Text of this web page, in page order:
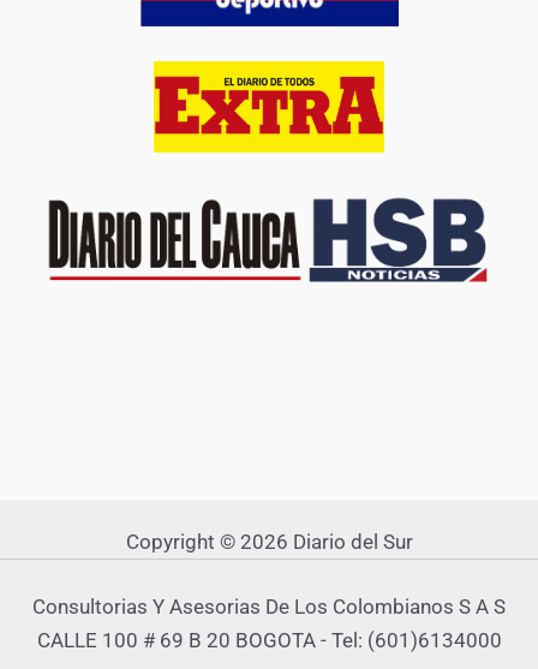
Copyright © 2026 Diario del Sur
Consultorias Y Asesorias De Los Colombianos S A S
CALLE 100 # 69 B 20 BOGOTA - Tel: (601)6134000